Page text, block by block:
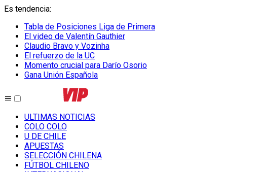
Es tendencia:
Tabla de Posiciones Liga de Primera
El video de Valentín Gauthier
Claudio Bravo y Vozinha
El refuerzo de la UC
Momento crucial para Darío Osorio
Gana Unión Española
ULTIMAS NOTICIAS
COLO COLO
U DE CHILE
APUESTAS
SELECCIÓN CHILENA
FÚTBOL CHILENO